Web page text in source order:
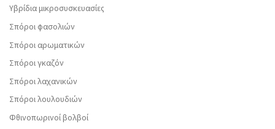
Υβρίδια μικροσυσκευασίες
Σπόροι φασολιών
Σπόροι αρωματικών
Σπόροι γκαζόν
Σπόροι λαχανικών
Σπόροι λουλουδιών
Φθινοπωρινοί βολβοί